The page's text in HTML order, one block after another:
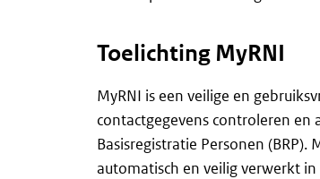
Toelichting MyRNI
MyRNI is een veilige en
contactgegevens controleren en
Basisregistratie Personen
automatisch en veilig verwerkt in